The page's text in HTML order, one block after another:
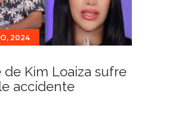
2024
de Kim Loaiza sufre
accidente